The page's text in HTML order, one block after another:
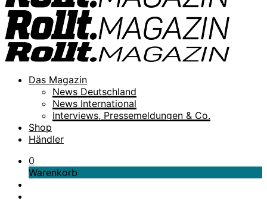
Das Magazin
News Deutschland
News International
Interviews, Pressemeldungen & Co.
Shop
Händler
0
Warenkorb